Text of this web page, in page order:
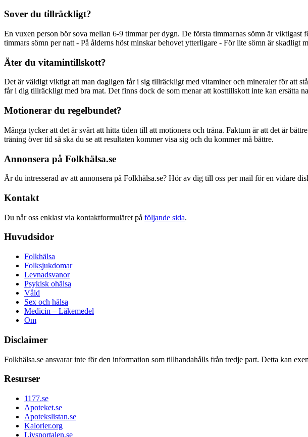
Sover du tillräckligt?
En vuxen person bör sova mellan 6-9 timmar per dygn. De första timmarnas sömn är
timmars sömn per natt - På ålderns höst minskar behovet ytterligare - För lite sömn är skadligt
Äter du vitamintillskott?
Det är väldigt viktigt att man dagligen får i sig tillräckligt med vitaminer och mineraler för att
får i dig tillräckligt med bra mat. Det finns dock de som menar att kosttillskott inte kan ersätta
Motionerar du regelbundet?
Många tycker att det är svårt att hitta tiden till att motionera och träna. Faktum är att det är
träning över tid så ska du se att resultaten kommer visa sig och du kommer må bättre.
Annonsera på Folkhälsa.se
Är du intresserad av att annonsera på Folkhälsa.se? Hör av dig till oss per mail för en vidare
Kontakt
Du når oss enklast via kontaktformuläret på följande sida.
Huvudsidor
Folkhälsa
Folksjukdomar
Levnadsvanor
Psykisk ohälsa
Våld
Sex och hälsa
Medicin – Läkemedel
Om
Disclaimer
Folkhälsa.se ansvarar inte för den information som tillhandahålls från tredje part. Detta kan
Resurser
1177.se
Apoteket.se
Apotekslistan.se
Kalorier.org
Livsportalen.se